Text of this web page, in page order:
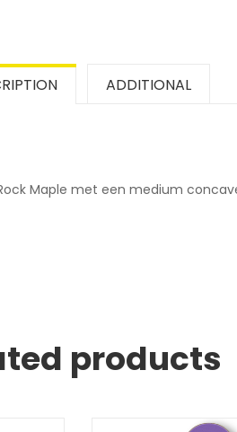
ADDITIONAL
Maple met een medium
products